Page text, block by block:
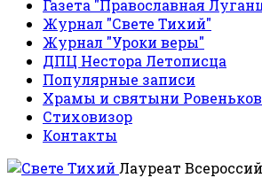
Газета "Православная
Журнал "Свете Тихий"
Журнал "Уроки веры"
ДПЦ Нестора Летописца
Популярные записи
Храмы и святыни
Стиховизор
Контакты
Лауреат